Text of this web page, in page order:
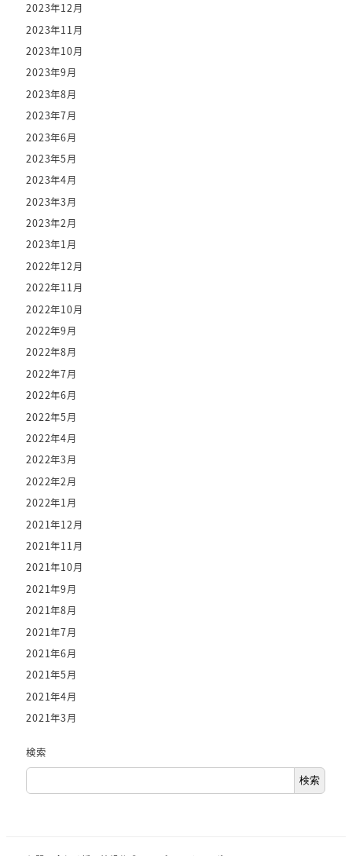
2023年12月
2023年11月
2023年10月
2023年9月
2023年8月
2023年7月
2023年6月
2023年5月
2023年4月
2023年3月
2023年2月
2023年1月
2022年12月
2022年11月
2022年10月
2022年9月
2022年8月
2022年7月
2022年6月
2022年5月
2022年4月
2022年3月
2022年2月
2022年1月
2021年12月
2021年11月
2021年10月
2021年9月
2021年8月
2021年7月
2021年6月
2021年5月
2021年4月
2021年3月
検索
検索